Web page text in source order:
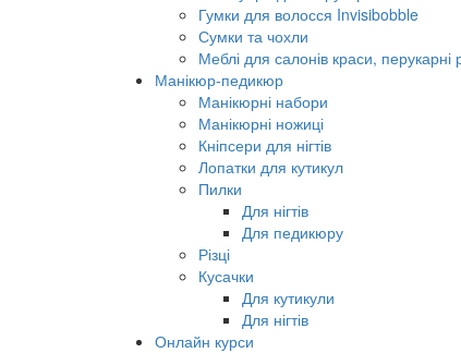
Гумки для волосся Invisibobble
Сумки та чохли
Меблі для салонів краси, перукарні
Манікюр-педикюр
Манікюрні набори
Манікюрні ножиці
Кніпсери для нігтів
Лопатки для кутикул
Пилки
Для нігтів
Для педикюру
Різці
Кусачки
Для кутикули
Для нігтів
Онлайн курси